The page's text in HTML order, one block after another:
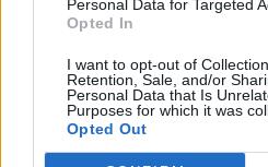
Personal Data for Targeted
Opted In
I want to opt-out of
Retention, Sale, and/or
Personal Data that Is
Purposes for which it was
Opted Out
ΠΑΝΑΙΤΩΛΙΚΟΣ
κεκλεισμένων
ΕΡΑΣΙΤΕΧΝΗΣ
Ο Ερασιτέχνης